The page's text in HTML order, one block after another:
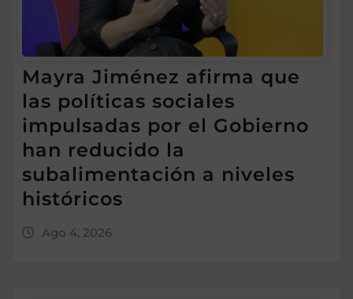
Mayra Jiménez afirma que
las políticas sociales
impulsadas por el Gobierno
han reducido la
subalimentación a niveles
históricos
Ago 4, 2026